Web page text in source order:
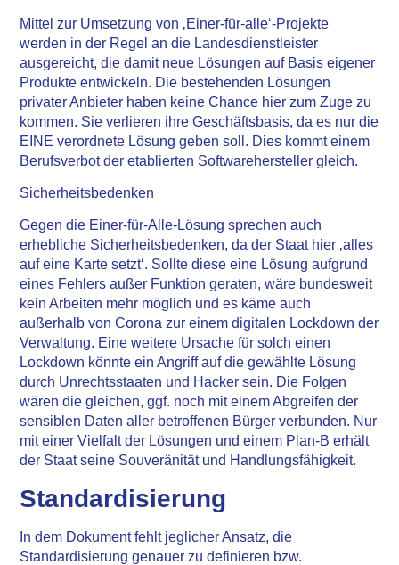
Mittel zur Umsetzung von ‚Einer-für-alle‘-Projekte
werden in der Regel an die Landesdienstleister
ausgereicht, die damit neue Lösungen auf Basis eigener
Produkte entwickeln. Die bestehenden Lösungen
privater Anbieter haben keine Chance hier zum Zuge zu
kommen. Sie verlieren ihre Geschäftsbasis, da es nur die
EINE verordnete Lösung geben soll. Dies kommt einem
Berufsverbot der etablierten Softwarehersteller gleich.
Sicherheitsbedenken
Gegen die Einer-für-Alle-Lösung sprechen auch
erhebliche Sicherheitsbedenken, da der Staat hier ‚alles
auf eine Karte setzt‘. Sollte diese eine Lösung aufgrund
eines Fehlers außer Funktion geraten, wäre bundesweit
kein Arbeiten mehr möglich und es käme auch
außerhalb von Corona zur einem digitalen Lockdown der
Verwaltung. Eine weitere Ursache für solch einen
Lockdown könnte ein Angriff auf die gewählte Lösung
durch Unrechtsstaaten und Hacker sein. Die Folgen
wären die gleichen, ggf. noch mit einem Abgreifen der
sensiblen Daten aller betroffenen Bürger verbunden. Nur
mit einer Vielfalt der Lösungen und einem Plan-B erhält
der Staat seine Souveränität und Handlungsfähigkeit.
Standardisierung
In dem Dokument fehlt jeglicher Ansatz, die
Standardisierung genauer zu definieren bzw.